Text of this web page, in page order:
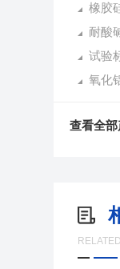
橡胶
耐酸
试验
氧化
查看全